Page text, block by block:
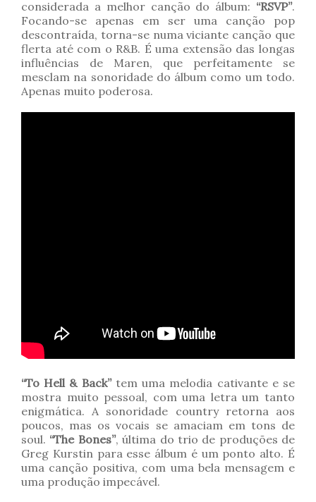
considerada a melhor canção do álbum: “RSVP”.
Focando-se apenas em ser uma canção pop
descontraída, torna-se numa viciante canção que
flerta até com o R&B. É uma extensão das longas
influências de Maren, que perfeitamente se
mesclam na sonoridade do álbum como um todo.
Apenas muito poderosa.
“To Hell & Back”tem uma melodia cativante e se
mostra muito pessoal, com uma letra um tanto
enigmática. A sonoridade country retorna aos
poucos, mas os vocais se amaciam em tons de
soul. “The Bones”, última do trio de produções de
Greg Kurstin para esse álbum é um ponto alto. É
uma canção positiva, com uma bela mensagem e
uma produção impecável.